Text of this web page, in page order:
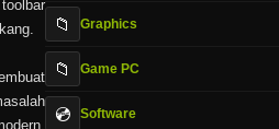
📁 Graphics
📁 Game PC
💿 Software